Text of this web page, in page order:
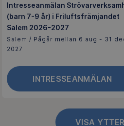
Intresseanmälan
(barn 7-9 år) i Friluftsfrämjandet
Salem 2026-2027
Salem / Pågår mellan 6 aug - 31
2027
INTRESSEANMÄLAN
VISA